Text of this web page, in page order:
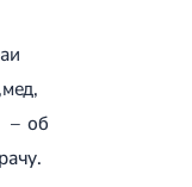
– об